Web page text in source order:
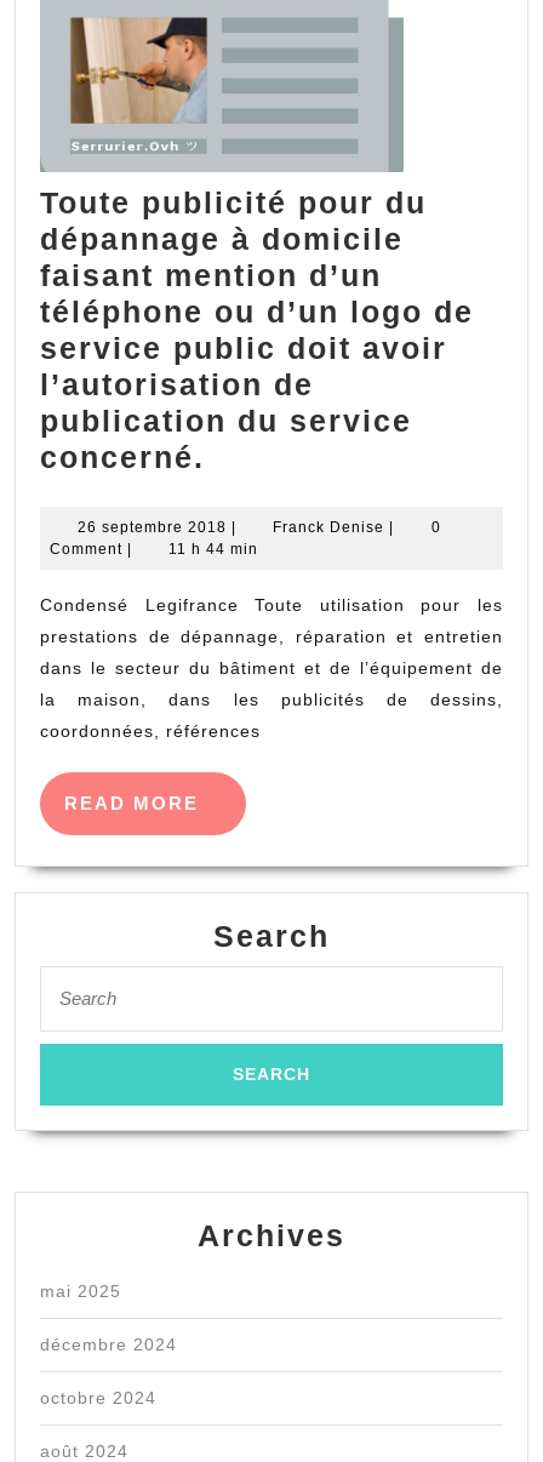
Toute publicité pour du
dépannage à domicile
faisant mention d’un
téléphone ou d’un logo de
service public doit avoir
l’autorisation de
publication du service
concerné.
pour
du
dépannage
à
domicile
faisant
mention
d’un
téléphone
d’un
logo
de
public
doit
avoir
l’autorisation
de
publication
du
concerné.
26 septembre 2018 26
septembre
| Franck Denise Franck
|
0
Comment | 11 h 44 min
Condensé Legifrance Toute utilisation pour les
prestations de dépannage, réparation et entretien
dans le secteur du bâtiment et de l’équipement de
la maison, dans les publicités de dessins,
coordonnées, références
READ MORE
READ
MORE
Search
for:
Archives
mai 2025
décembre 2024
octobre 2024
août 2024